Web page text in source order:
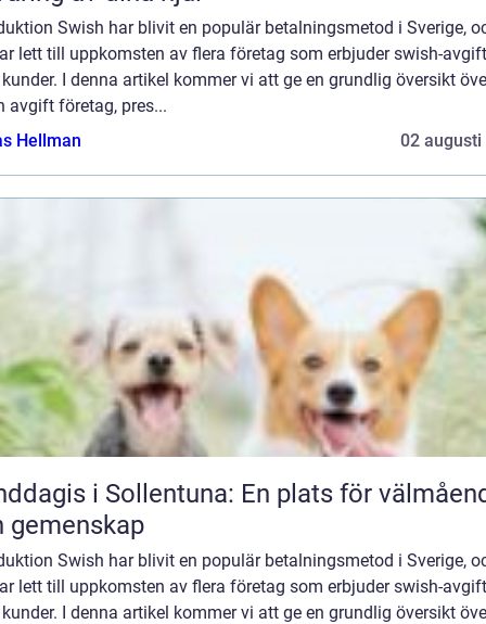
Swish har blivit en populär betalningsmetod i Sverige,
lett till uppkomsten av flera företag som erbjuder swish-
I denna artikel kommer vi att ge en grundlig översikt
avgift företag, pres...
Hellman
02 augusti
i Sollentuna: En plats för
gemenskap
Swish har blivit en populär betalningsmetod i Sverige,
lett till uppkomsten av flera företag som erbjuder swish-
I denna artikel kommer vi att ge en grundlig översikt